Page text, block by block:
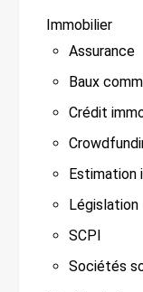
Immobilier
Assurance
Baux
Crédit
Estimation
Législation
SCPI
Sociétés